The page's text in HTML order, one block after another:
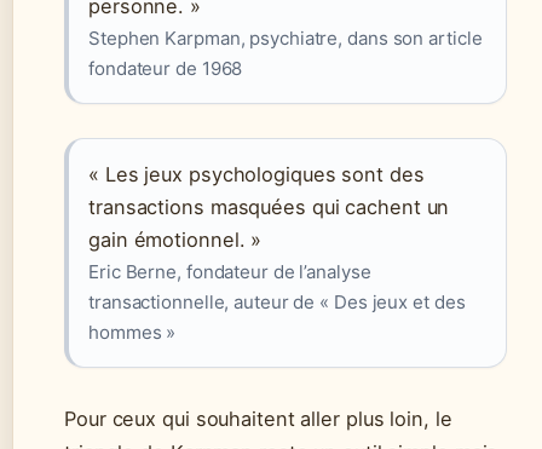
personne. »
Stephen Karpman, psychiatre, dans son article
fondateur de 1968
« Les jeux psychologiques sont des
transactions masquées qui cachent un
gain émotionnel. »
Eric Berne, fondateur de l’analyse
transactionnelle, auteur de « Des jeux et des
hommes »
Pour ceux qui souhaitent aller plus loin, le